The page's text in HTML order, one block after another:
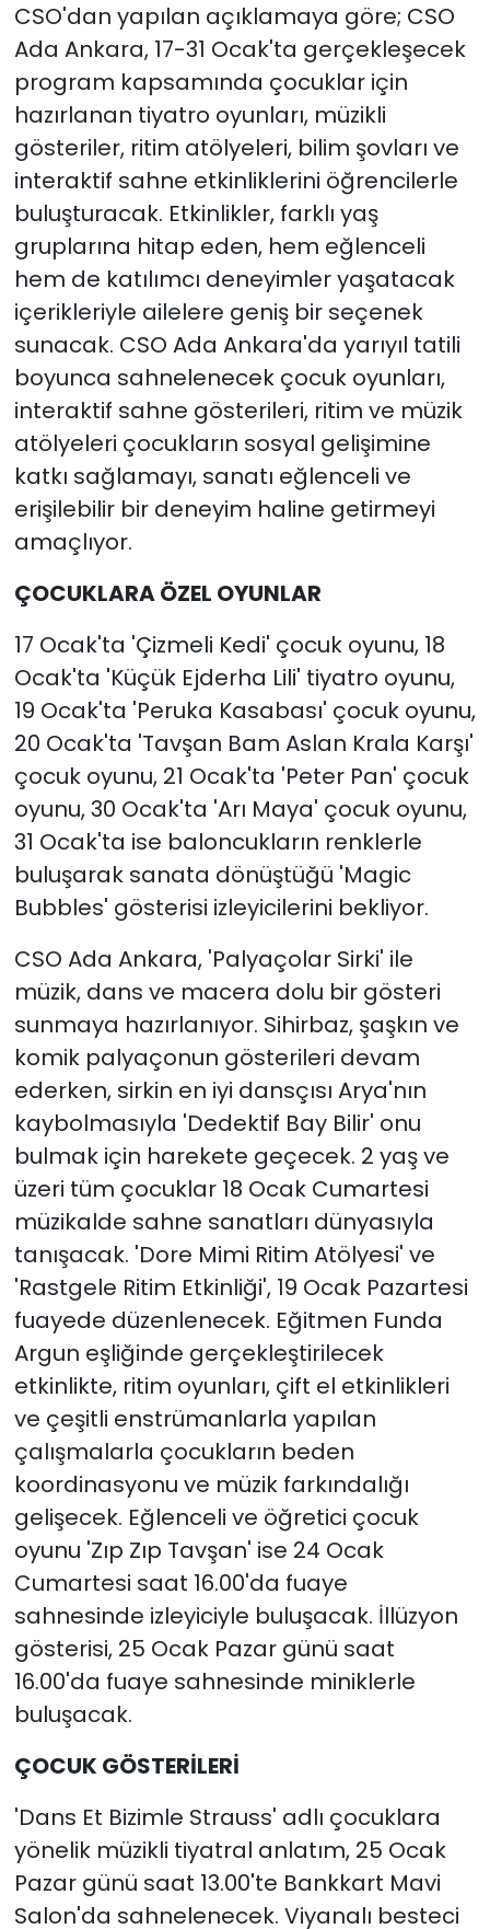
CSO'dan yapılan açıklamaya göre; CSO
Ada Ankara, 17-31 Ocak'ta gerçekleşecek
program kapsamında çocuklar için
hazırlanan tiyatro oyunları, müzikli
gösteriler, ritim atölyeleri, bilim şovları ve
interaktif sahne etkinliklerini öğrencilerle
buluşturacak. Etkinlikler, farklı yaş
gruplarına hitap eden, hem eğlenceli
hem de katılımcı deneyimler yaşatacak
içerikleriyle ailelere geniş bir seçenek
sunacak. CSO Ada Ankara'da yarıyıl tatili
boyunca sahnelenecek çocuk oyunları,
interaktif sahne gösterileri, ritim ve müzik
atölyeleri çocukların sosyal gelişimine
katkı sağlamayı, sanatı eğlenceli ve
erişilebilir bir deneyim haline getirmeyi
amaçlıyor.
ÇOCUKLARA ÖZEL OYUNLAR
17 Ocak'ta 'Çizmeli Kedi' çocuk oyunu, 18
Ocak'ta 'Küçük Ejderha Lili' tiyatro oyunu,
19 Ocak'ta 'Peruka Kasabası' çocuk oyunu,
20 Ocak'ta 'Tavşan Bam Aslan Krala Karşı'
çocuk oyunu, 21 Ocak'ta 'Peter Pan' çocuk
oyunu, 30 Ocak'ta 'Arı Maya' çocuk oyunu,
31 Ocak'ta ise baloncukların renklerle
buluşarak sanata dönüştüğü 'Magic
Bubbles' gösterisi izleyicilerini bekliyor.
CSO Ada Ankara, 'Palyaçolar Sirki' ile
müzik, dans ve macera dolu bir gösteri
sunmaya hazırlanıyor. Sihirbaz, şaşkın ve
komik palyaçonun gösterileri devam
ederken, sirkin en iyi dansçısı Arya'nın
kaybolmasıyla 'Dedektif Bay Bilir' onu
bulmak için harekete geçecek. 2 yaş ve
üzeri tüm çocuklar 18 Ocak Cumartesi
müzikalde sahne sanatları dünyasıyla
tanışacak. 'Dore Mimi Ritim Atölyesi' ve
'Rastgele Ritim Etkinliği', 19 Ocak Pazartesi
fuayede düzenlenecek. Eğitmen Funda
Argun eşliğinde gerçekleştirilecek
etkinlikte, ritim oyunları, çift el etkinlikleri
ve çeşitli enstrümanlarla yapılan
çalışmalarla çocukların beden
koordinasyonu ve müzik farkındalığı
gelişecek. Eğlenceli ve öğretici çocuk
oyunu 'Zıp Zıp Tavşan' ise 24 Ocak
Cumartesi saat 16.00'da fuaye
sahnesinde izleyiciyle buluşacak. İllüzyon
gösterisi, 25 Ocak Pazar günü saat
16.00'da fuaye sahnesinde miniklerle
buluşacak.
ÇOCUK GÖSTERİLERİ
'Dans Et Bizimle Strauss' adlı çocuklara
yönelik müzikli tiyatral anlatım, 25 Ocak
Pazar günü saat 13.00'te Bankkart Mavi
Salon'da sahnelenecek. Viyanalı besteci